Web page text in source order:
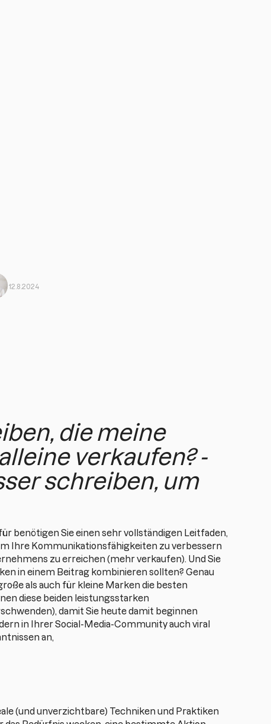
12.8.2024
die meine
verkaufen? -
schreiben, um
benötigen Sie einen sehr vollständigen Leitfaden,
Ihre Kommunikationsfähigkeiten zu verbessern
zu erreichen (mehr verkaufen). Und Sie
in einem Beitrag kombinieren sollten? Genau
als auch für kleine Marken die besten
diese beiden leistungsstarken
damit Sie heute damit beginnen
in Ihrer Social-Media-Community auch viral
an,
(und unverzichtbare) Techniken und Praktiken